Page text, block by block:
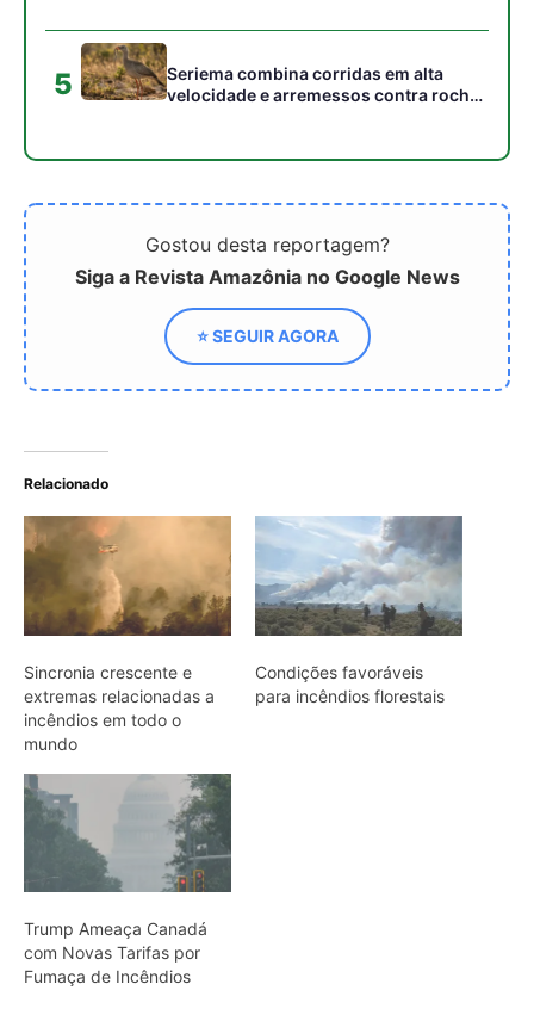
Relacionado
Sincronia crescente e
extremas relacionadas a
incêndios em todo o
mundo
Condições favoráveis ​​
para incêndios florestais
Trump Ameaça Canadá
com Novas Tarifas por
Fumaça de Incêndios
ARTIGOS RELACIONADOS Mais do autor
Jacamim usa vocalização grave que
grupo unido durante a busca por
alimento
Peixe-boi-amazônico usa lábios
dentes durante toda a vida nos rios da
Amazônia